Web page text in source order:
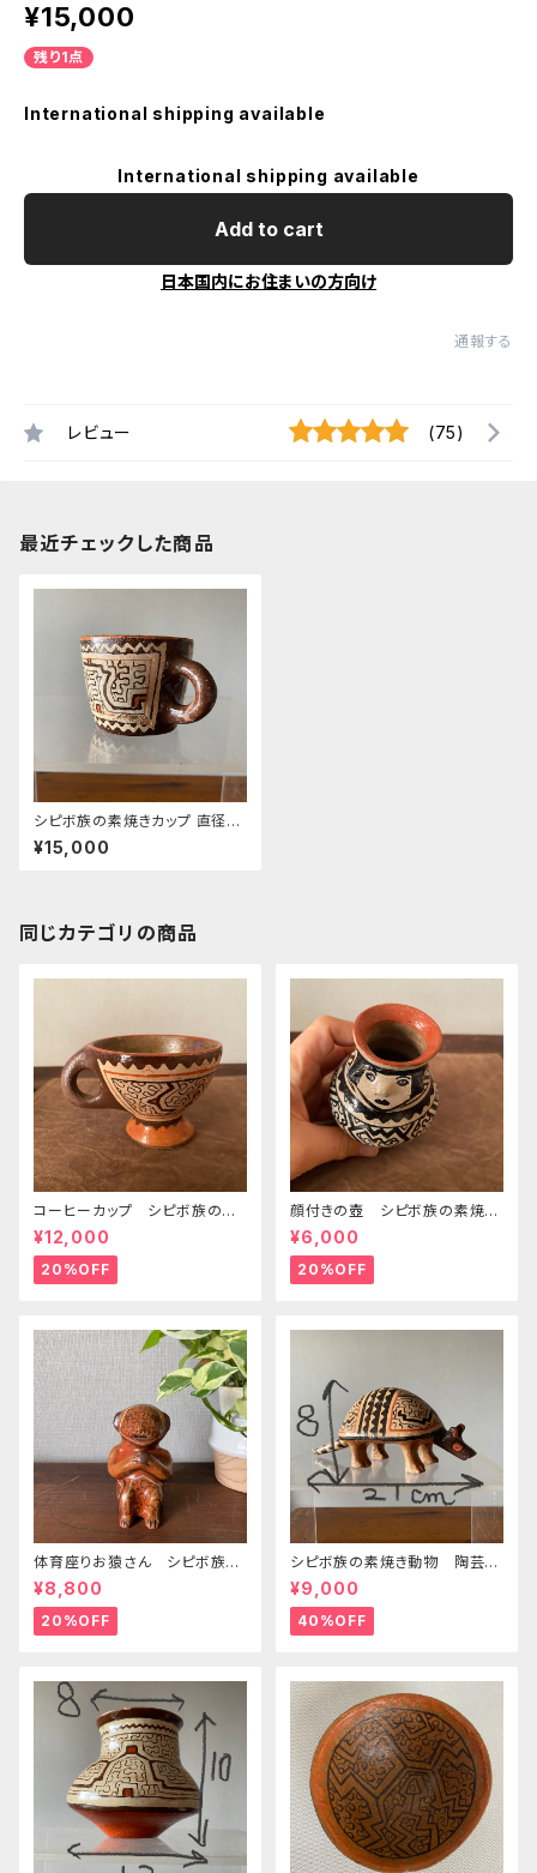
¥15,000
残り1点
International shipping available
International shipping available
Add to cart
日本国内にお住まいの方向け
通報する
レビュー (75)
最近チェックした商品
シピボ族の素焼きカップ 直径7.
5cm シピボ族の工芸
¥15,000
同じカテゴリの商品
コーヒーカップ シピボ族の素
焼きの器 先住民族の工藝 フ
リーハンドの模様 置き物
¥12,000
20%OFF
顔付きの壺 シピボ族の素焼き
の器 先住民族の工藝 フリー
ハンドの模様 工藝のある暮ら
し
¥6,000
20%OFF
体育座りお猿さん シピボ族の
焼き物 高さ11cm尻尾の先ま
での奥行き11cm位
¥8,800
20%OFF
シピボ族の素焼き動物 陶芸
アルマジロ
¥9,000
40%OFF